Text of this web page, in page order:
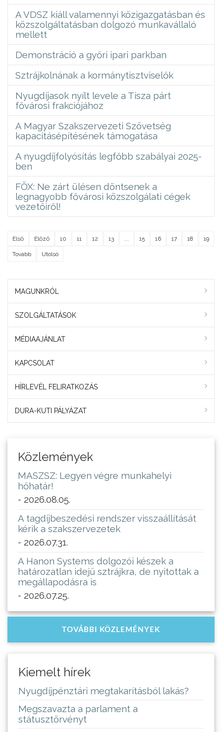
A VDSZ kiáll valamennyi közigazgatásban és
közszolgáltatásban dolgozó munkavállaló
mellett
Demonstráció a győri ipari parkban
Sztrájkolnának a kormánytisztviselők
Nyugdíjasok nyílt levele a Tisza párt
fővárosi frakciójához
A Magyar Szakszervezeti Szövetség
kapacitásépítésének támogatása
A nyugdíjfolyósítás legfőbb szabályai 2025-
ben
FÖX: Ne zárt ülésen döntsenek a
legnagyobb fővárosi közszolgálati cégek
vezetőiről!
Első Előző 10 11 12 13 15 16 17 18 19
Tovább Utolsó
MAGUNKRÓL
SZOLGÁLTATÁSOK
MÉDIAAJÁNLAT
KAPCSOLAT
HÍRLEVÉL FELIRATKOZÁS
DURA-KUTI PÁLYÁZAT
Közlemények
MASZSZ: Legyen végre munkahelyi
hőhatár!
- 2026.08.05.
A tagdíjbeszedési rendszer visszaállítását
kérik a szakszervezetek
- 2026.07.31.
A Hanon Systems dolgozói készek a
határozatlan idejű sztrájkra, de nyitottak a
megállapodásra is
- 2026.07.25.
TOVÁBBI KÖZLEMÉNYEK
Kiemelt hírek
Nyugdíjpénztári megtakarításból lakás?
Megszavazta a parlament a
státusztörvényt